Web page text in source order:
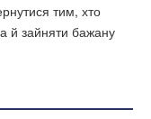
тим, хто
й зайняти бажану